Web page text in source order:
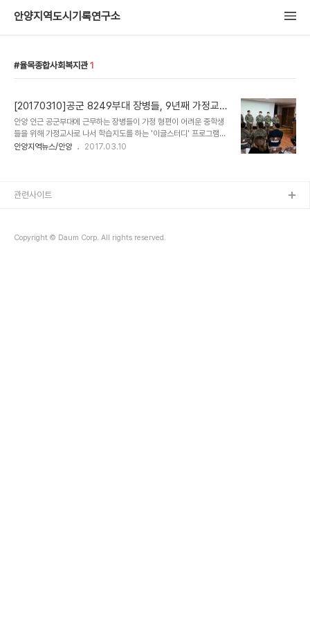
안양지역도시기록연구소
율목종합사회복지관 1
[20170310]공군 8249부대 장병들, 9년째 가정교사
봉사
안양 인근 공군부대에 근무하는 장병들이 가정 형편이 어려운 중학생
들을 위해 가정교사로 나서 학습지도를 하는 '이글스터디' 프로그램을
9년째 이어와 지난 7일 율목종합사회복지관에서 2017년도 이글스
로 나서고 율목종합사회복지관이 장소를, 만안구청이 교재, 급식, 학습
카드지갑 제작과 같은 공예프로그램이 운..
안양지역뉴스/안양 2017.03.10
Copyright © Daum Corp. All rights reserved.
관련사이트